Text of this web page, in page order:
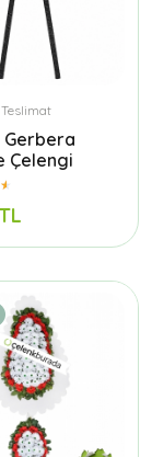
Gerbera
Çelengi